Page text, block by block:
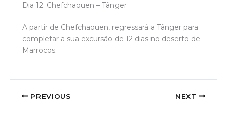
Dia 12: Chefchaouen – Tânger
A partir de Chefchaouen, regressará a Tânger para
completar a sua excursão de 12 dias no deserto de
Marrocos.
PREVIOUS NEXT